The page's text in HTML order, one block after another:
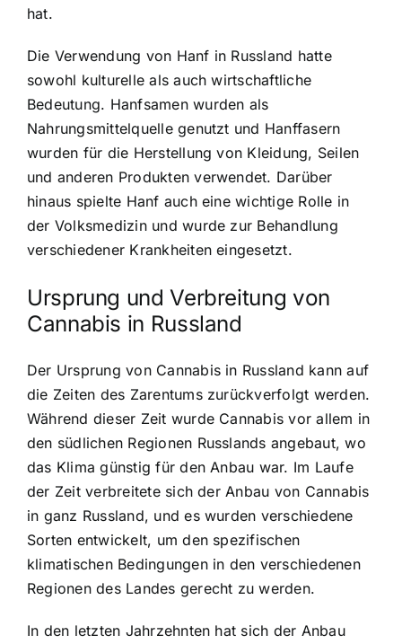
hat.
Die Verwendung von Hanf in Russland hatte
sowohl kulturelle als auch wirtschaftliche
Bedeutung. Hanfsamen wurden als
Nahrungsmittelquelle genutzt und Hanffasern
wurden für die Herstellung von Kleidung, Seilen
und anderen Produkten verwendet. Darüber
hinaus spielte Hanf auch eine wichtige Rolle in
der Volksmedizin und wurde zur Behandlung
verschiedener Krankheiten eingesetzt.
Ursprung und Verbreitung von
Cannabis in Russland
Der Ursprung von Cannabis in Russland kann auf
die Zeiten des Zarentums zurückverfolgt werden.
Während dieser Zeit wurde Cannabis vor allem in
den südlichen Regionen Russlands angebaut, wo
das Klima günstig für den Anbau war. Im Laufe
der Zeit verbreitete sich der Anbau von Cannabis
in ganz Russland, und es wurden verschiedene
Sorten entwickelt, um den spezifischen
klimatischen Bedingungen in den verschiedenen
Regionen des Landes gerecht zu werden.
In den letzten Jahrzehnten hat sich der Anbau